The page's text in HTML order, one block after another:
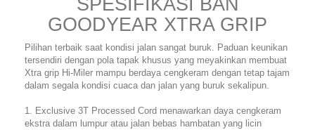
SPESIFIKASI BAN
GOODYEAR XTRA GRIP
Pilihan terbaik saat kondisi jalan sangat buruk. Paduan keunikan
tersendiri dengan pola tapak khusus yang meyakinkan membuat
Xtra grip Hi-Miler mampu berdaya cengkeram dengan tetap tajam
dalam segala kondisi cuaca dan jalan yang buruk sekalipun.
1. Exclusive 3T Processed Cord menawarkan daya cengkeram
ekstra dalam lumpur atau jalan bebas hambatan yang licin